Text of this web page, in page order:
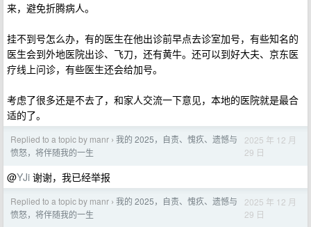
来，避免折腾病人。
挂不到号怎么办，有的医生在他出诊前早点去诊室加号，有些知名的
医生会到外地医院出诊、飞刀，还有黄牛。还可以到好大夫、京东医
疗线上问诊，有些医生还会给加号。
考虑了很多还是不去了，和家人交流一下意见，本地的医院就是最合
适的了。
Replied to a topic by manr › 我的 2025，自责、愧疚、遗憾与
愤怒，将伴随我的一生
2025 年 12 月
29 日
@YJi 谢谢，我已经举报
Replied to a topic by manr › 我的 2025，自责、愧疚、遗憾与
愤怒，将伴随我的一生
2025 年 12 月
29 日